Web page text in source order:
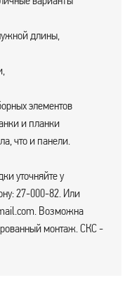
длины,
элементов
и планки
что и панели.
уточняйте у
27-000-82. Или
Возможна
монтаж. СКС -